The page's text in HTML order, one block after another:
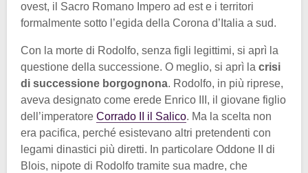
ovest, il Sacro Romano Impero ad est e i territori
formalmente sotto l’egida della Corona d’Italia a sud.
Con la morte di Rodolfo, senza figli legittimi, si aprì la
questione della successione. O meglio, si aprì la crisi
di successione borgognona. Rodolfo, in più riprese,
aveva designato come erede Enrico III, il giovane figlio
dell’imperatore Corrado II il Salico. Ma la scelta non
era pacifica, perché esistevano altri pretendenti con
legami dinastici più diretti. In particolare Oddone II di
Blois, nipote di Rodolfo tramite sua madre, che